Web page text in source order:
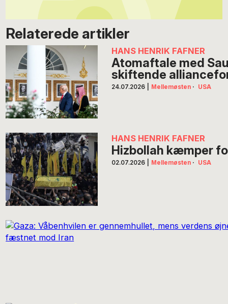
Relaterede artikler
HANS HENRIK FAFNER
Atomaftale med
skiftende
24.07.2026 Mellemøsten · USA
HANS HENRIK FAFNER
Hizbollah kæmper
02.07.2026 Mellemøsten · USA